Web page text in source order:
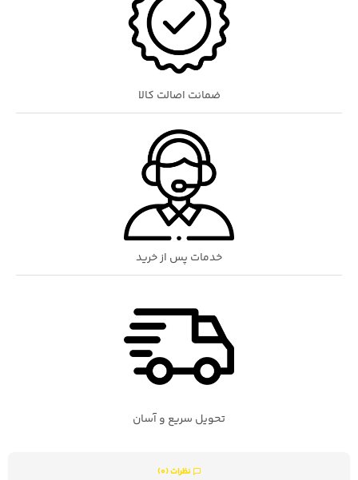
ضمانت اصالت کالا
خدمات پس از خرید
تحویل سریع و آسان
نظرات (0)